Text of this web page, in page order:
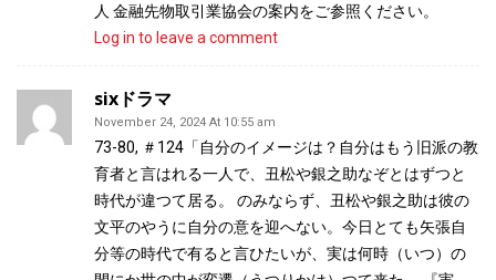
人 金融先物取引業協会の案内をご参照ください。
Log in to leave a comment
sixドラマ
November 24, 2024 At 10:55 am
73-80, ＃124「自分のイメージは？自分はもう旧派の教
育者と言はれる一人で、丑松や銀之助なぞとはずつと
時代が違つて居る。 のみならず、丑松や銀之助は彼の
文平のやうに自分の意を迎へない。今日とても矢張自
分等の時代で有ると言ひたいが、実は何時（いつ）の